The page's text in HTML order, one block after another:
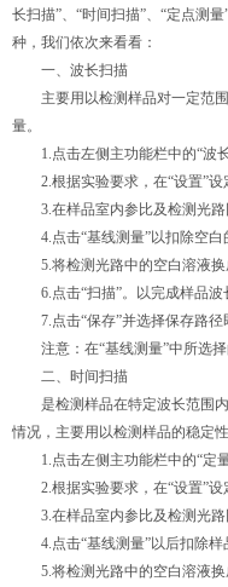
长扫描”、“时间扫描”、“定点测
种，我们依次来看看：
一、波长扫描
主要用以检测样品对一定范围
量。
1.点击左侧主功能栏中的“波长
2.根据实验要求，在“设置”设
3.在样品室内参比及检测光路
4.点击“基线测量”以扣除空白
5.将检测光路中的空白溶液换
6.点击“扫描”。以完成样品波
7.点击“保存”并选择保存路径
注意：在“基线测量”中所选择
二、时间扫描
是检测样品在特定波长范围内
情况，主要用以检测样品的稳定
1.点击左侧主功能栏中的“定量
2.根据实验要求，在“设置”设
3.在样品室内参比及检测光路
4.点击“基线测量”以后扣除样
5.将检测光路中的空白溶液换